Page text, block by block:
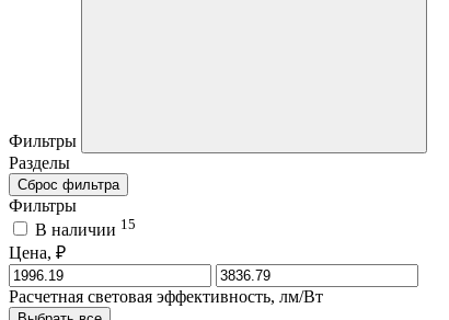
Фильтры
Разделы
Сброс фильтра
Фильтры
В наличии 15
Цена, ₽
Расчетная световая эффективность, лм/Вт